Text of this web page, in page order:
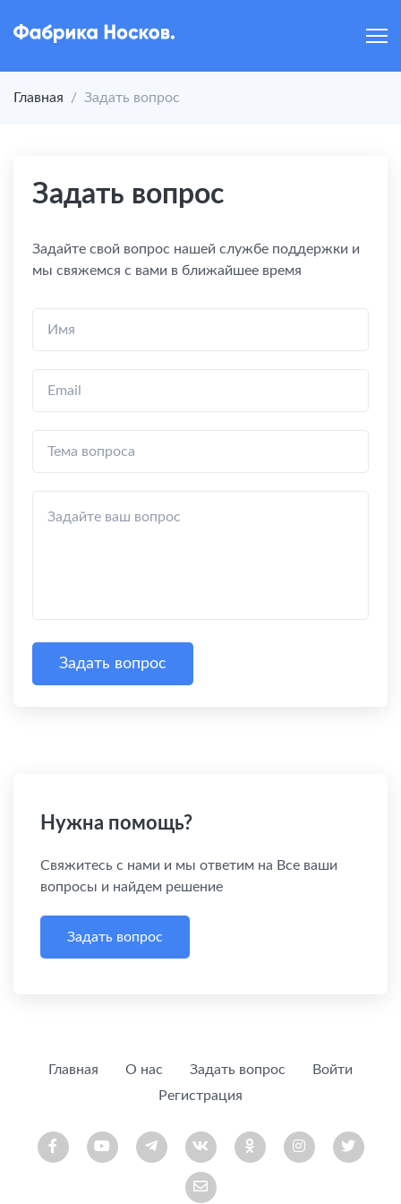
Главная / Задать вопрос
Задать вопрос
Задайте свой вопрос нашей службе поддержки и
мы свяжемся с вами в ближайшее время
Задать вопрос
Нужна помощь?
Свяжитесь с нами и мы ответим на Все ваши
вопросы и найдем решение
Задать вопрос
Главная О нас Задать вопрос
Войти
Регистрация